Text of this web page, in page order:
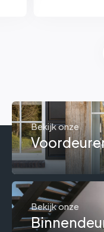
Bekijk onze
Bekijk onze